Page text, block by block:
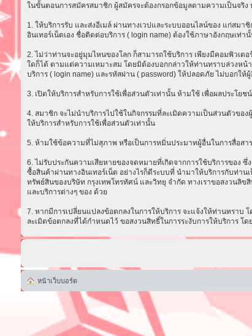
ในขั้นตอนการสมัครสมาชิก ผู้สมัครจะต้องกรอกข้อมูลตามความเป็นจริ
1. ให้บริการรับ และส่งอีเมล์ ผ่านทางเวปและระบบออนไลน์ของ แก่สม
อินเทอร์เน็ตเอง ชื่อติดต่อบริการ ( login name) ต้องใช้ภาษาอังกฤษเท่
2. ไม่ว่าท่านจะอยู่มุมไหนของโลก ก็สามารถใช้บริการ เพียงมีคอมพิวเ
ใดก็ได้ ตามแต่ความเหมาะสม โดยมิต้องบอกกล่าวให้ท่านทราบล่วงหน้
บริการ ( login name) และรหัสผ่าน ( password) ให้ปลอดภัย ไม่บอกให้
3. เปิดให้บริการสำหรับการใช้เพื่อส่วนตัวเท่านั้น ห้ามใช้ เพื่อผลประโ
4. สมาชิก จะไม่นำบริการไปใช้ในกิจกรรมที่ละเมิดความเป็นส่วนตัวข
ให้บริการสำหรับการใช้เพื่อส่วนตัวเท่านั้น
5. ห้ามใช้ข้อความที่ไม่สุภาพ หรือเป็นการหมิ่นประมาทผู้อื่นในการสื่อส
6. ไม่รับประกันความเสียหายของจดหมายที่เกิดจากการใช้บริการของ
ซื้อสินค้าผ่านทางอินเทอร์เน็ต อย่างไรก็ดีระบบที่ นำมาให้บริการกับท่า
ทรัพย์สินของบริษัท กรุงเทพโทรทัศน์ และวิทยุ จำกัด ทางเราขอสงวนลิ
และบริการต่างๆ ของ ด้วย
7. หากมีการเปลี่ยนแปลงข้อตกลงในการให้บริการ จะแจ้งให้ท่านทรา
ละเมิดข้อตกลงที่ได้กำหนดไว้ ขอสงวนสิทธิ์ในการระงับการให้บริการ โ
หน้าเว็บบอร์ด